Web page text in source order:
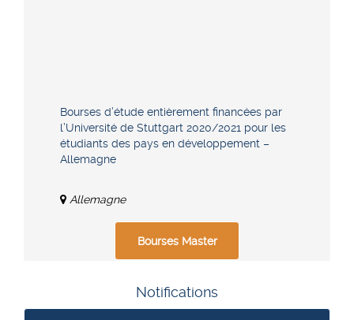
Bourses d’étude entièrement financées par
l’Université de Stuttgart 2020/2021 pour les
étudiants des pays en développement –
Allemagne
Allemagne
Bourses Master
Notifications